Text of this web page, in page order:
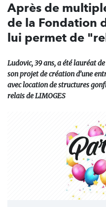
Après de
de la Fondation
lui permet de
Ludovic, 39 ans, a été lauréat
son projet de création d’une
avec location de structures
relais de LIMOGES